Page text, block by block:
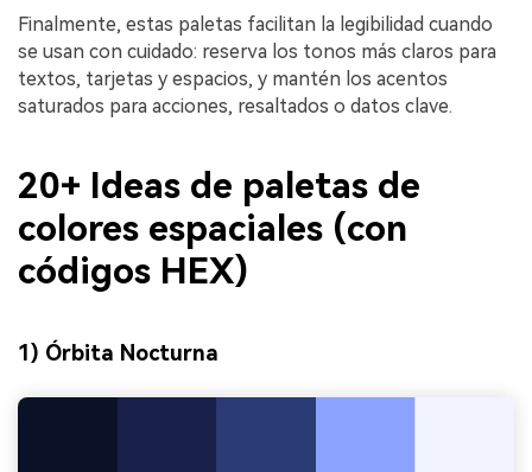
Finalmente, estas paletas facilitan la legibilidad cuando
se usan con cuidado: reserva los tonos más claros para
textos, tarjetas y espacios, y mantén los acentos
saturados para acciones, resaltados o datos clave.
20+ Ideas de paletas de
colores espaciales (con
códigos HEX)
1) Órbita Nocturna